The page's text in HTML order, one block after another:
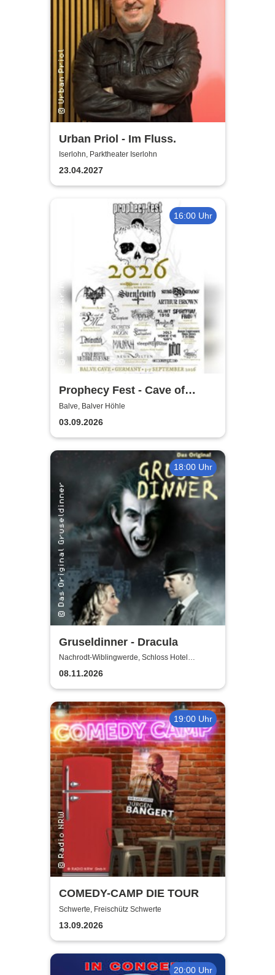
Urban Priol - Im Fluss.
Iserlohn, Parktheater Iserlohn
23.04.2027
16:00 Uhr
Prophecy Fest - Cave of
Balve
Balve, Balver Höhle
03.09.2026
18:00 Uhr
Gruseldinner - Dracula
Nachrodt-Wiblingwerde, Schloss Hotel
Holzrichter
08.11.2026
19:00 Uhr
COMEDY-CAMP DIE TOUR
Schwerte, Freischütz Schwerte
13.09.2026
20:00 Uhr